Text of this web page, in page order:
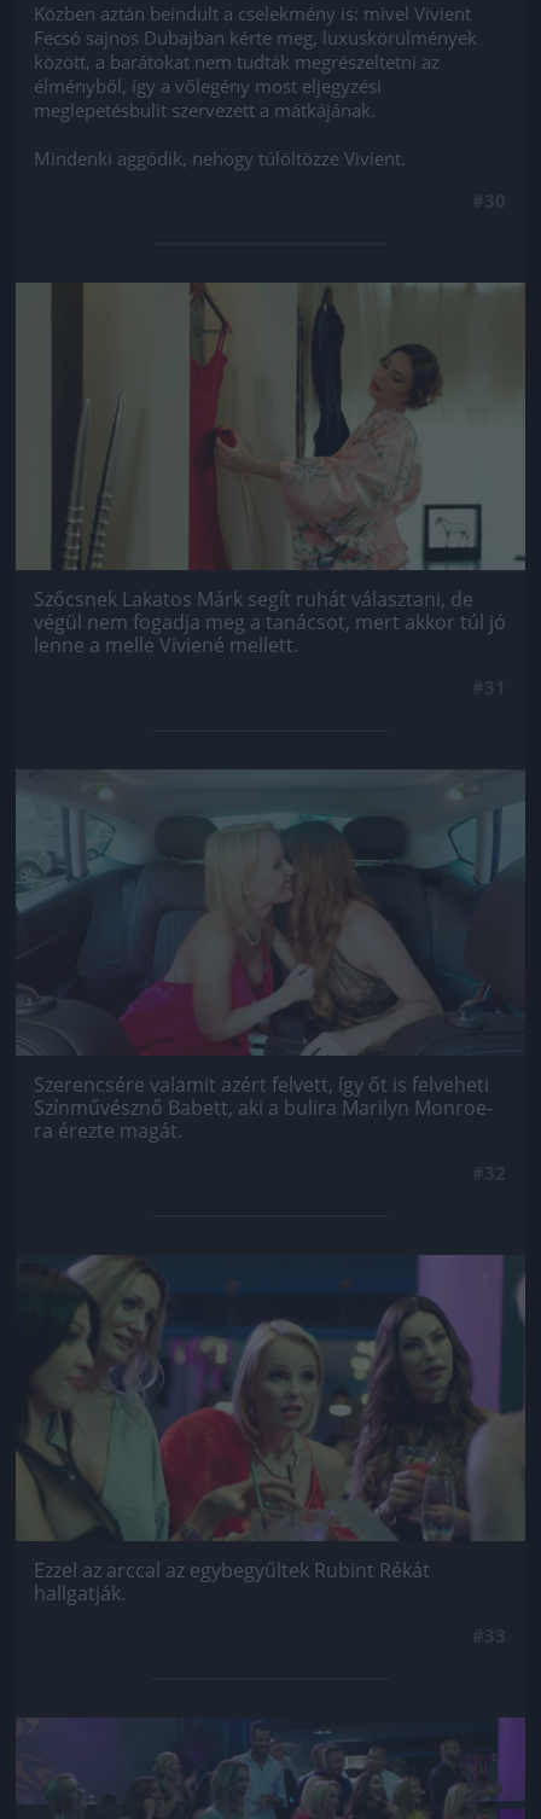
Közben aztán beindult a cselekmény is: mivel Vivient
Fecsó sajnos Dubajban kérte meg, luxuskörülmények
között, a barátokat nem tudták megrészeltetni az
élményből, így a vőlegény most eljegyzési
meglepetésbulit szervezett a mátkájának.
Mindenki aggódik, nehogy túlöltözze Vivient.
Jön még kép!
Szőcsnek Lakatos Márk segít ruhát választani, de
végül nem fogadja meg a tanácsot, mert akkor túl jó
lenne a melle Viviené mellett.
Szerencsére valamit azért felvett, így őt is felveheti
Színművésznő Babett, aki a bulira Marilyn Monroe-
ra érezte magát.
Ezzel az arccal az egybegyűltek Rubint Rékát
hallgatják.
Jön még kép!